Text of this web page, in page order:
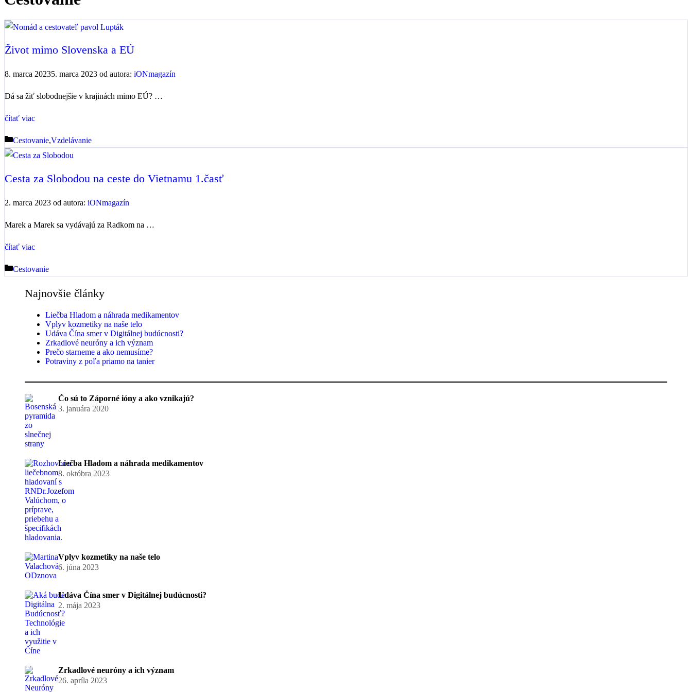
Život mimo Slovenska a EÚ
8. marca 20235. marca 2023 od autora: iONmagazín
Dá sa žiť slobodnejšie v krajinách mimo EÚ? …
čítať viac
Kategórie
Cestovanie,Vzdelávanie
Cesta za Slobodou na ceste do Vietnamu 1.časť
2. marca 2023 od autora: iONmagazín
Marek a Marek sa vydávajú za Radkom na …
čítať viac
Kategórie
Cestovanie
Najnovšie články
Liečba Hladom a náhrada medikamentov
Vplyv kozmetiky na naše telo
Udáva Čína smer v Digitálnej budúcnosti?
Zrkadlové neuróny a ich význam
Prečo starneme a ako nemusíme?
Potraviny z poľa priamo na tanier
Čo sú to Záporné ióny a ako vznikajú?
3. januára 2020
Liečba Hladom a náhrada medikamentov
8. októbra 2023
Vplyv kozmetiky na naše telo
6. júna 2023
Udáva Čína smer v Digitálnej budúcnosti?
2. mája 2023
Zrkadlové neuróny a ich význam
26. apríla 2023